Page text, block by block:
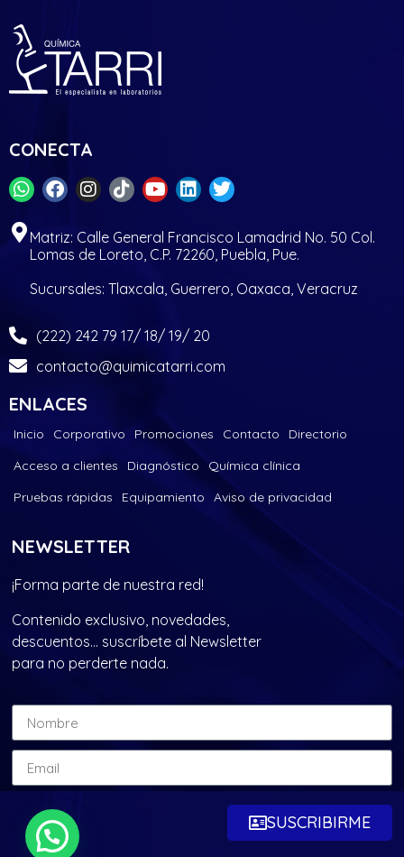
CONECTA
Matriz: Calle General Francisco Lamadrid No. 50 Col.
Lomas de Loreto, C.P. 72260, Puebla, Pue.
Sucursales: Tlaxcala, Guerrero, Oaxaca, Veracruz
(222) 242 79 17/ 18/ 19/ 20
contacto@quimicatarri.com
ENLACES
Inicio Corporativo Promociones Contacto
Directorio
Acceso a clientes
Diagnóstico
Química clínica
Pruebas rápidas
Equipamiento Aviso de privacidad
NEWSLETTER
¡Forma parte de nuestra red!
Contenido exclusivo, novedades,
descuentos… suscríbete al Newsletter
para no perderte nada.
SUSCRIBIRME